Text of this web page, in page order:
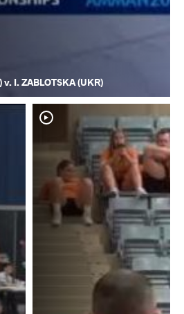
I. ZABLOTSKA (UKR)